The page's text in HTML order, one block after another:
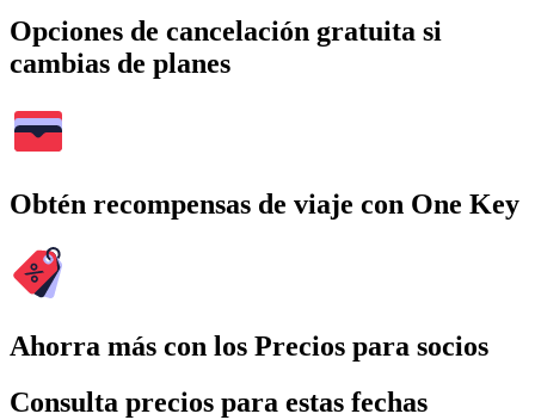
Opciones de cancelación gratuita si
cambias de planes
Obtén recompensas de viaje con One Key
Ahorra más con los Precios para socios
Consulta precios para estas fechas